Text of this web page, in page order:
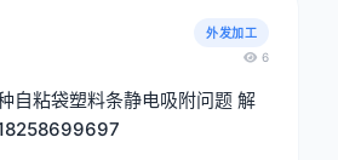
外发加工
6
自粘袋塑料条静电吸附问题 解